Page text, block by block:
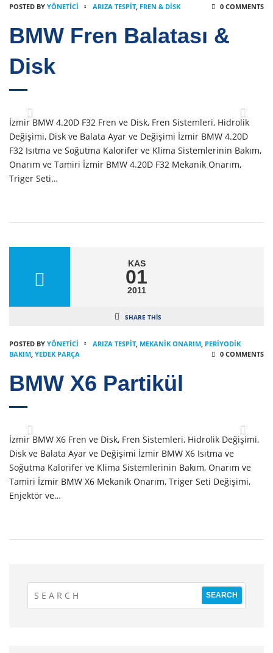
POSTED BY YÖNETICI ARIZA TESPIT, FREN & DISK 0 COMMENTS
BMW Fren Balatası &
Disk
İzmir BMW 4.20D F32 Fren ve Disk, Fren Sistemleri, Hidrolik
Değişimi, Disk ve Balata Ayar ve Değişimi İzmir BMW 4.20D
F32 Isıtma ve Soğutma Kalorifer ve Klima Sistemlerinin Bakım,
Onarım ve Tamiri İzmir BMW 4.20D F32 Mekanik Onarım,
Triger Seti…
KAS
01
2011
SHARE THIS
POSTED BY YÖNETICI ARIZA TESPIT, MEKANIK ONARIM, PERIYODIK
BAKIM, YEDEK PARÇA 0 COMMENTS
BMW X6 Partikül
İzmir BMW X6 Fren ve Disk, Fren Sistemleri, Hidrolik Değişimi,
Disk ve Balata Ayar ve Değişimi İzmir BMW X6 Isıtma ve
Soğutma Kalorifer ve Klima Sistemlerinin Bakım, Onarım ve
Tamiri İzmir BMW X6 Mekanik Onarım, Triger Seti Değişimi,
Enjektör ve…